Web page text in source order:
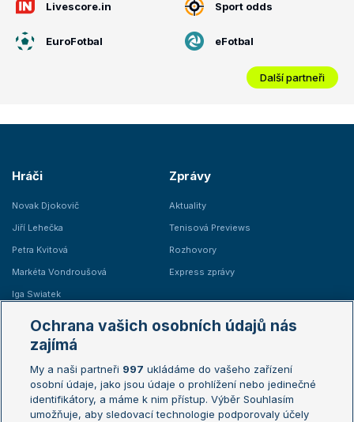
Livescore.in Sport odds
EuroFotbal eFotbal
Další partneři
Hráči
Novak Djokovič
Jiří Lehečka
Petra Kvitová
Markéta Vondroušová
Iga Swiatek
Zprávy
Aktuality
Tenisová Previews
Rozhovory
Express zprávy
Žebříčky
Žebříček ATP (muži)
Žebříček WTA (ženy)
Sázkařský žebříček
Australian Open
French Open
Wimbledon
Ochrana vašich osobních údajů nás
zajímá
My a naši partneři 997 ukládáme do vašeho zařízení
osobní údaje, jako jsou údaje o prohlížení nebo jedinečné
identifikátory, a máme k nim přístup. Výběr Souhlasím
umožňuje, aby sledovací technologie podporovaly účely